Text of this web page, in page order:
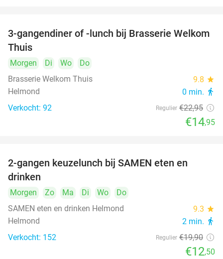
35%
3-gangendiner of -lunch bij Brasserie Welkom
Thuis
Morgen Di Wo
Do
Brasserie Welkom Thuis
9.8 star
Helmond 0 min. directions_walk
Verkocht: 92 Regulier €22,95
€14,95
2-gangen keuzelunch bij SAMEN eten en
drinken
Morgen Zo Ma Di Wo
Do
SAMEN eten en drinken Helmond
9.3 star
Helmond 2 min. directions_walk
Verkocht: 152 Regulier €19,90
€12,50